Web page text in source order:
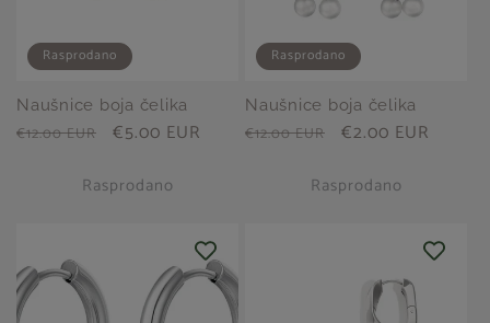
Rasprodano
Naušnice boja čelika
Redovna
€12.00 EUR
Prodajna
€5.00 EUR
Rasprodano
Rasprodano
Naušnice boja čelika
Redovna
€12.00 EUR
Prodajna
€2.00 EUR
Rasprodano